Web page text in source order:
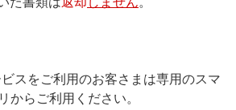
スをご利用のお客さまは専用のスマ
からご利用ください。